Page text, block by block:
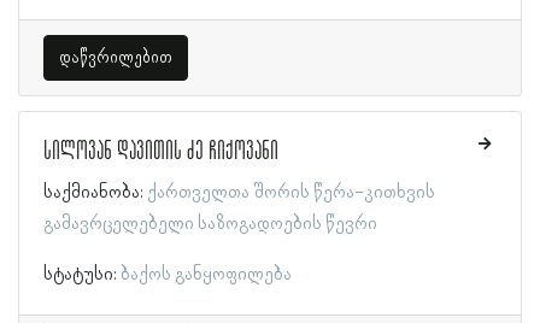
დაწვრილებით
სილოვან დავითის ძე ჩიქოვანი
საქმიანობა: ქართველთა შორის წერა-კითხვის
გამავრცელებელი საზოგადოების წევრი
სტატუსი: ბაქოს განყოფილება